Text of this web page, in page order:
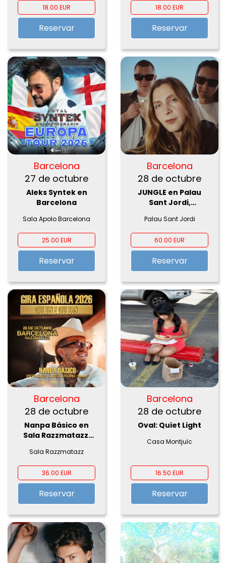
18.00 EUR
Reservar
18.00 EUR
Reservar
Barcelona
27 de octubre
Aleks Syntek en
Barcelona
Sala Apolo Barcelona
25.00 EUR
Reservar
Barcelona
28 de octubre
JUNGLE en Palau
Sant Jordi,
Palau Sant Jordi
60.00 EUR
Reservar
Barcelona
28 de octubre
Nanpa Básico en
Sala Razzmatazz,
Sala Razzmatazz
36.00 EUR
Reservar
Barcelona
28 de octubre
Oval: Quiet Light
Casa Montjuïc
16.50 EUR
Reservar